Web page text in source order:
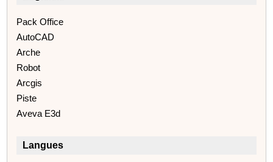
Pack Office
AutoCAD
Arche
Robot
Arcgis
Piste
Aveva E3d
Langues